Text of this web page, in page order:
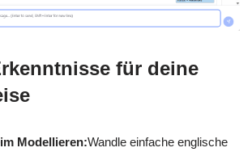
für deine
Modellieren:Wandle einfache englische